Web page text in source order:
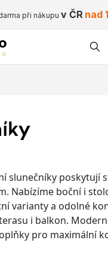
při nákupu v ČR nad
slunečníky poskytují
Nabízíme boční i
varianty a odolné
i balkon.
pro maximální